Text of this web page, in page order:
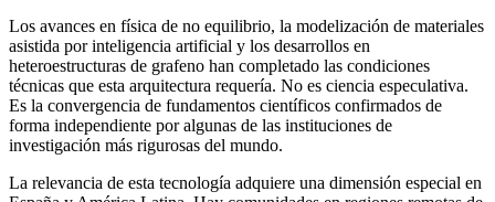
Los avances en física de no equilibrio, la modelización de materiales
asistida por inteligencia artificial y los desarrollos en
heteroestructuras de grafeno han completado las condiciones
técnicas que esta arquitectura requería. No es ciencia especulativa.
Es la convergencia de fundamentos científicos confirmados de
forma independiente por algunas de las instituciones de
investigación más rigurosas del mundo.
La relevancia de esta tecnología adquiere una dimensión especial en